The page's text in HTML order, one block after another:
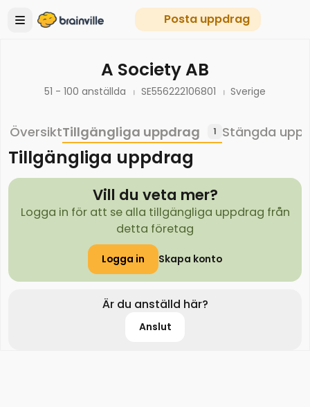
Posta uppdrag
A Society AB
51 - 100 anställda SE556222106801 Sverige
ÖversiktTillgängliga uppdrag 1 Stängda
Tillgängliga uppdrag
Vill du veta mer?
Logga in för att se alla tillgängliga uppdrag från
detta företag
Logga in Skapa konto
Är du anställd här?
Anslut